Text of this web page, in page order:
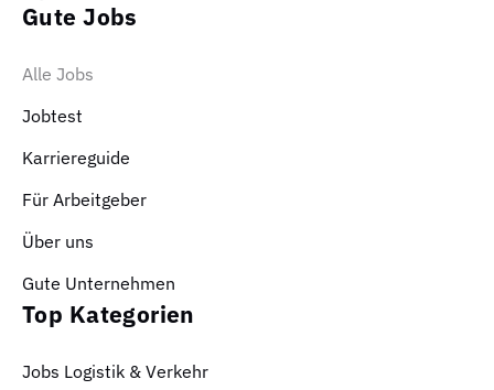
Gute Jobs
Alle Jobs
Jobtest
Karriereguide
Für Arbeitgeber
Über uns
Gute Unternehmen
Top Kategorien
Jobs Logistik & Verkehr